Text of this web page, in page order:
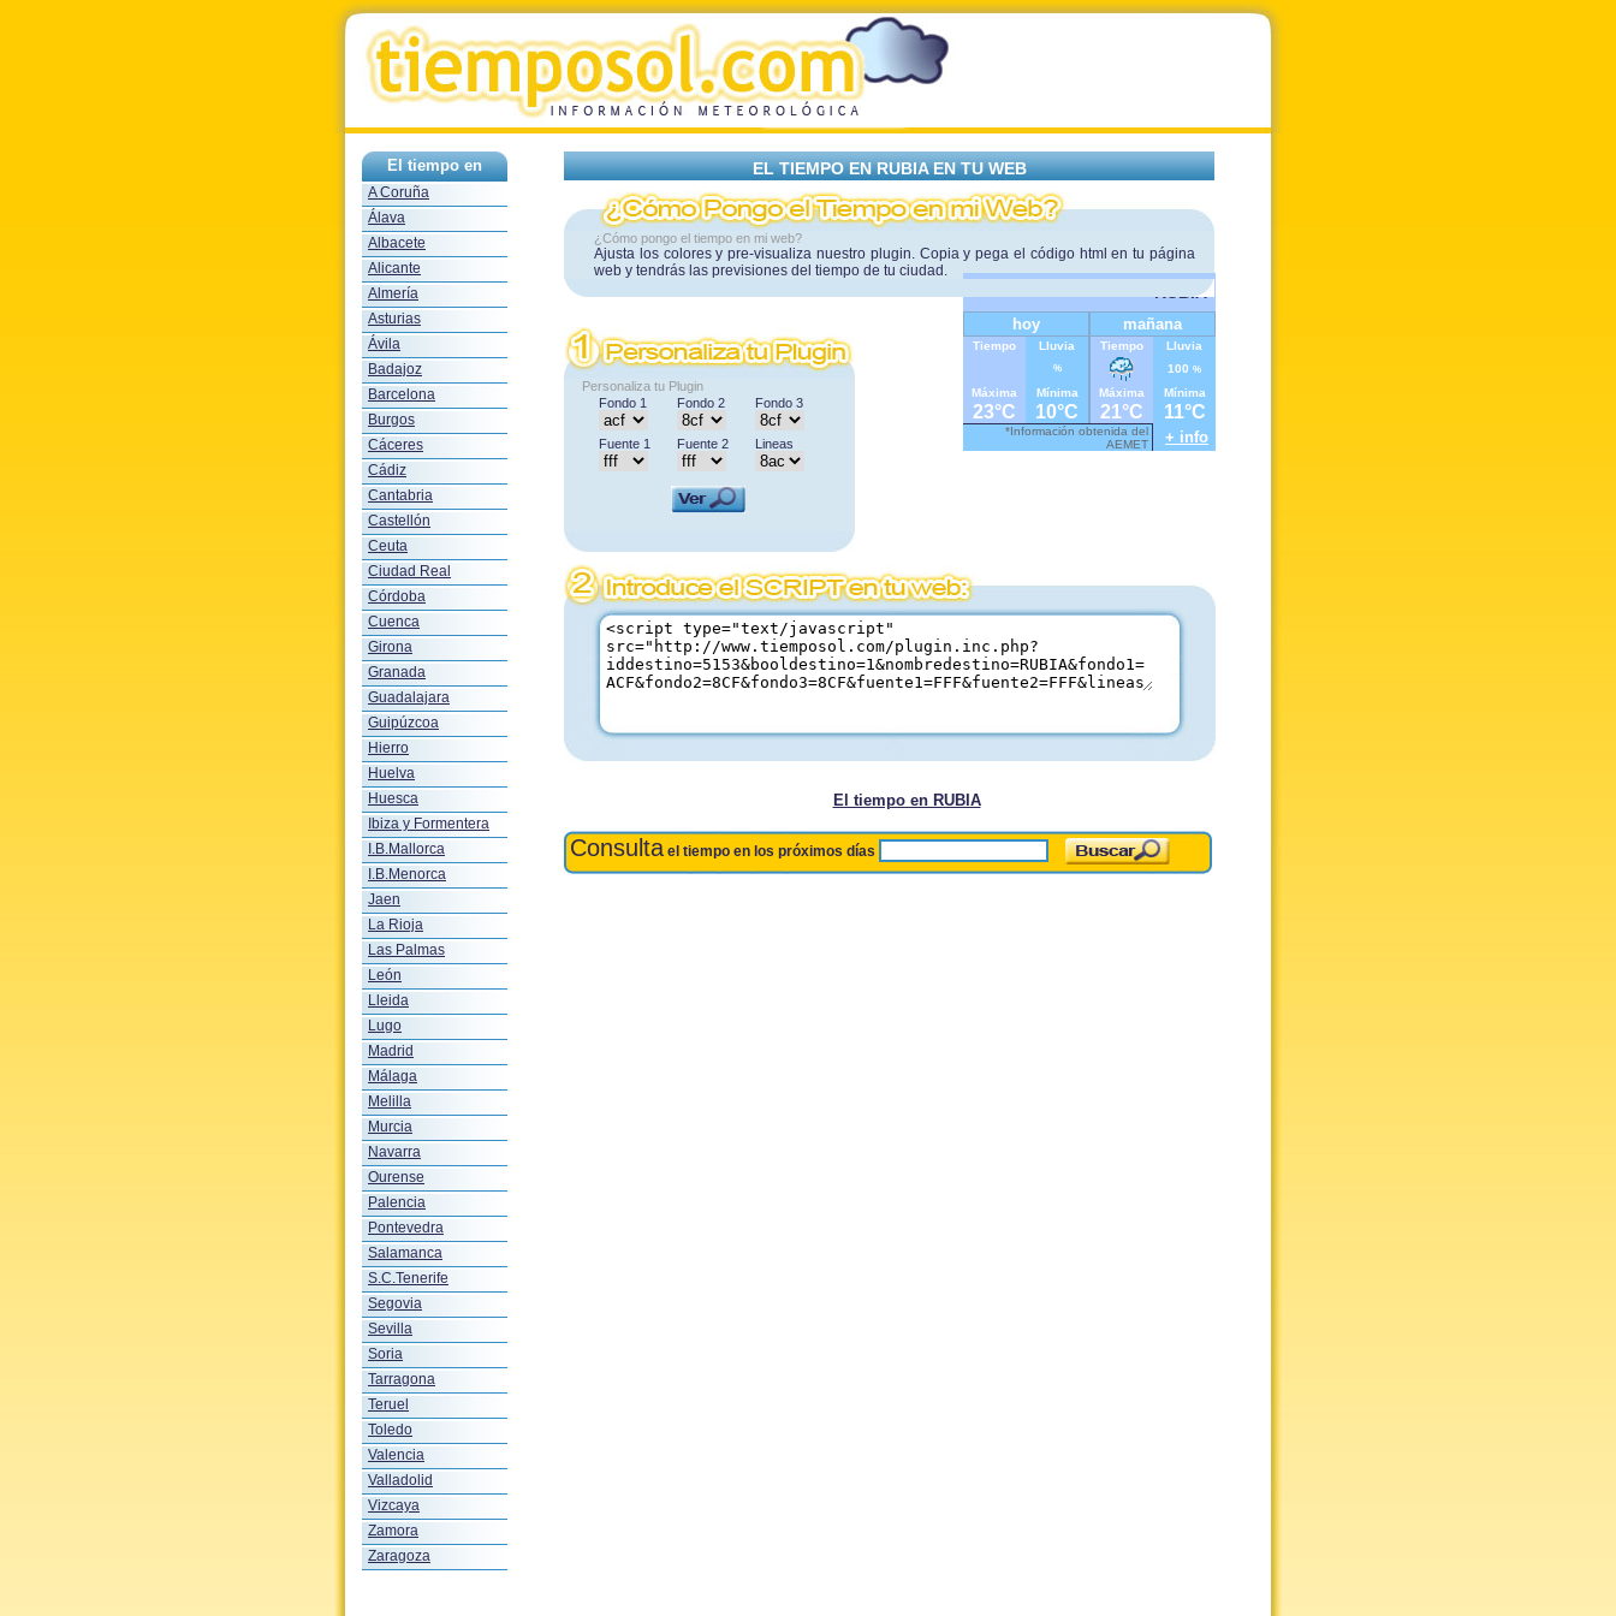
El tiempo en
A Coruña
Álava
Albacete
Alicante
Almería
Asturias
Ávila
Badajoz
Barcelona
Burgos
Cáceres
Cádiz
Cantabria
Castellón
Ceuta
Ciudad Real
Córdoba
Cuenca
Girona
Granada
Guadalajara
Guipúzcoa
Hierro
Huelva
Huesca
Ibiza y Formentera
I.B.Mallorca
I.B.Menorca
Jaen
La Rioja
Las Palmas
León
Lleida
Lugo
Madrid
Málaga
Melilla
Murcia
Navarra
Ourense
Palencia
Pontevedra
Salamanca
S.C.Tenerife
Segovia
Sevilla
Soria
Tarragona
Teruel
Toledo
Valencia
Valladolid
Vizcaya
Zamora
Zaragoza
EL TIEMPO EN RUBIA EN TU WEB
¿Cómo pongo el tiempo en mi web?
Ajusta los colores y pre-visualiza nuestro plugin. Copia y pega el código html en tu página
web y tendrás las previsiones del tiempo de tu ciudad.
Personaliza tu Plugin
Fondo 1
Fondo 2 Fondo 3
Fuente 1 Fuente 2 Lineas
RUBIA
hoy mañana
Tiempo Lluvia Tiempo Lluvia
% 100 %
Máxima Mínima Máxima Mínima
23°C 10°C 21°C 11°C
*Información obtenida del
AEMET
+ info
El tiempo en RUBIA
Consulta el tiempo en los próximos días